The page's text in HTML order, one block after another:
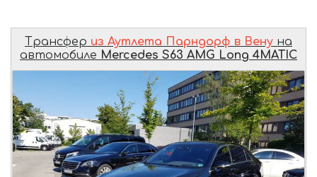
Трансфер из Аутлета Парндорф в Вену на
автомобиле Mercedes S63 AMG Long 4MATIC